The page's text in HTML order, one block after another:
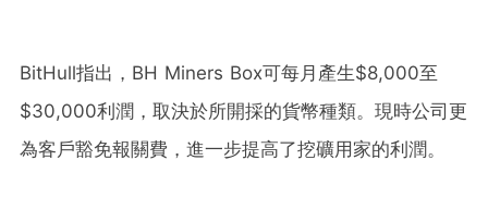
BitHull指出，BH Miners Box可每月產生$8,000至
$30,000利潤，取決於所開採的貨幣種類。現時公司更
為客戶豁免報關費，進一步提高了挖礦用家的利潤。